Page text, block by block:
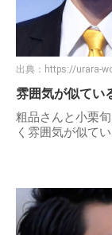
出典： https://urara-
雰囲気が似てい
粗品さんと小栗
く雰囲気が似て